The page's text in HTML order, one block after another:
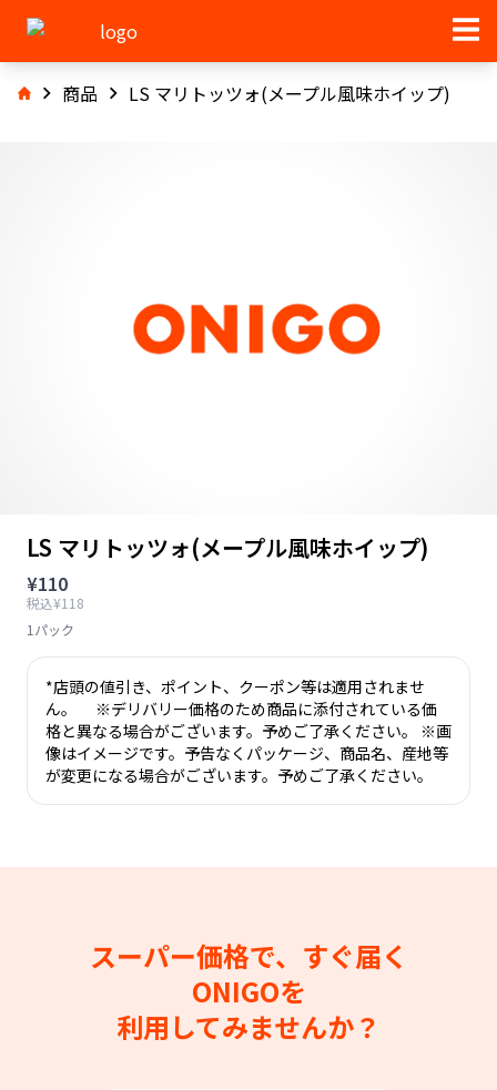
商品 LS マリトッツォ(メープル風味ホイップ)
LS マリトッツォ(メープル風味ホイップ)
¥110
税込¥118
1パック
*店頭の値引き、ポイント、クーポン等は適用されませ
ん。 ※デリバリー価格のため商品に添付されている価
格と異なる場合がございます。予めご了承ください。 ※画
像はイメージです。予告なくパッケージ、商品名、産地等
が変更になる場合がございます。予めご了承ください。
スーパー価格で、すぐ届く
ONIGOを
利用してみませんか？